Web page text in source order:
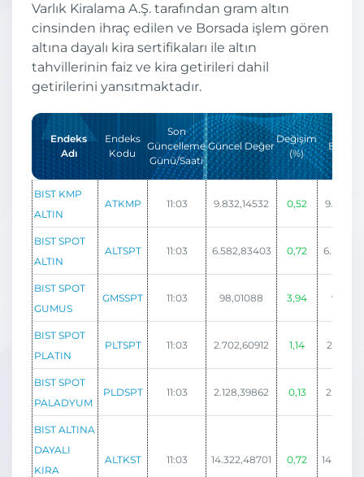
Varlık Kiralama A.Ş. tarafından gram altın
cinsinden ihraç edilen ve Borsada işlem gören
altına dayalı kira sertifikaları ile altın
tahvillerinin faiz ve kira getirileri dahil
getirilerini yansıtmaktadır.
Endeks
Adı
Endeks
Kodu
Son
Güncelleme
Günü/Saati
Güncel Değer
Değişim
(%)
En
BIST KMP
ALTIN
ATKMP 11:03 9.832,14532 0,52
BIST SPOT
ALTIN
ALTSPT 11:03 6.582,83403 0,72
BIST SPOT
GUMUS
GMSSPT 11:03 98,01088 3,94
BIST SPOT
PLATIN
PLTSPT 11:03 2.702,60912 1,14
BIST SPOT
PALADYUM
PLDSPT 11:03 2.128,39862 0,13
BIST ALTINA
DAYALI
KIRA
ALTKST 11:03 14.322,48701 0,72